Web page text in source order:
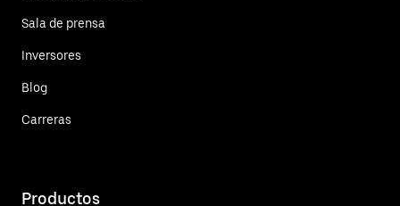
Sala de prensa
Inversores
Blog
Carreras
Productos